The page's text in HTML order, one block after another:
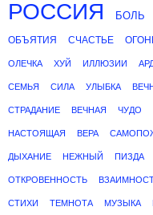
РОССИЯ БОЛЬ
ОБЪЯТИЯ СЧАСТЬЕ
ОЛЕЧКА ХУЙ ИЛЛЮЗИИ
СЕМЬЯ СИЛА УЛЫБКА
СТРАДАНИЕ ВЕЧНАЯ ЧУДО
НАСТОЯЩАЯ ВЕРА
ДЫХАНИЕ НЕЖНЫЙ ПИЗДА
ОТКРОВЕННОСТЬ
СТИХИ ТЕМНОТА МУЗЫКА